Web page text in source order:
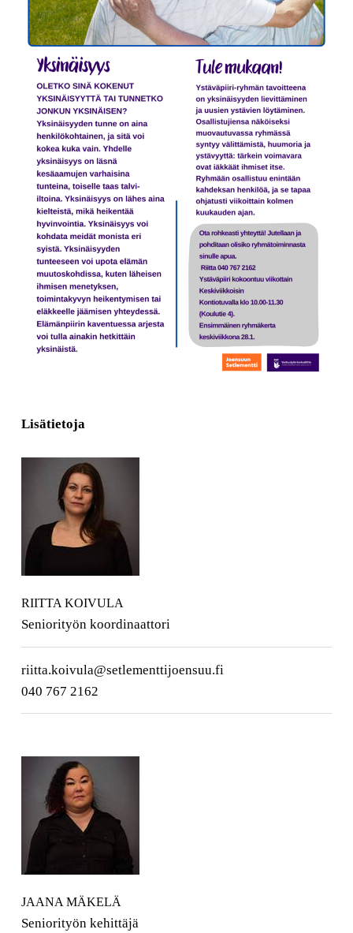
Lisätietoja
RIITTA KOIVULA
Seniorityön koordinaattori
riitta.koivula@setlementtijoensuu.fi
040 767 2162
JAANA MÄKELÄ
Seniorityön kehittäjä